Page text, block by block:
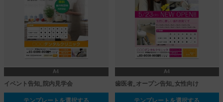
A4
イベント告知_院内見学会
A4
歯医者_オープン告知_女性向け